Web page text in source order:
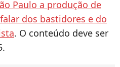
Paulo a produção de
dos bastidores e do
. O conteúdo deve ser